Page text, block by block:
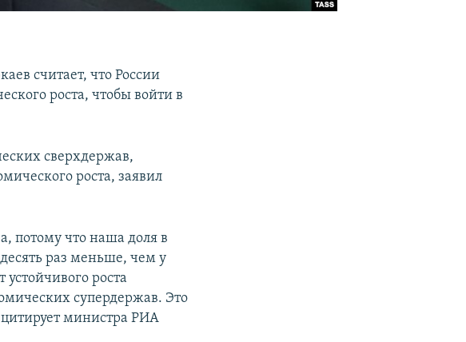
считает, что России
роста, чтобы войти в
сверхдержав,
роста, заявил
потому что наша доля в
раз меньше, чем у
роста
супердержав. Это
министра РИА